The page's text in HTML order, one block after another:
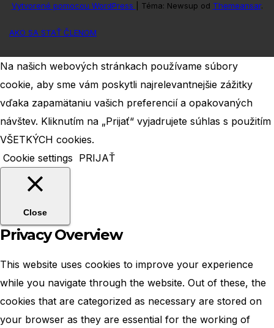
Vytvorené pomocou WordPress Téma: Newsup od Themeansar.
AKO SA STAŤ ČLENOM
Na našich webových stránkach používame súbory
cookie, aby sme vám poskytli najrelevantnejšie zážitky
vďaka zapamätaniu vašich preferencií a opakovaných
návštev. Kliknutím na „Prijať“ vyjadrujete súhlas s použitím
VŠETKÝCH cookies.
Cookie settings PRIJAŤ
Close
Privacy Overview
This website uses cookies to improve your experience
while you navigate through the website. Out of these, the
cookies that are categorized as necessary are stored on
your browser as they are essential for the working of